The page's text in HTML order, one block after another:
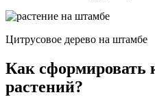
Цитрусовое дерево на штамбе
Как сформировать
растений?